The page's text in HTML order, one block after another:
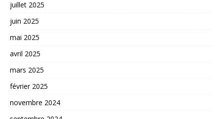
juillet 2025
juin 2025
mai 2025
avril 2025
mars 2025
février 2025
novembre 2024